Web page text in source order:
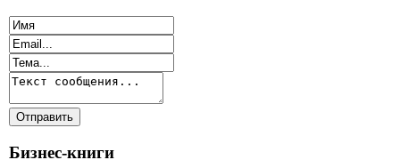
Бизнес-книги